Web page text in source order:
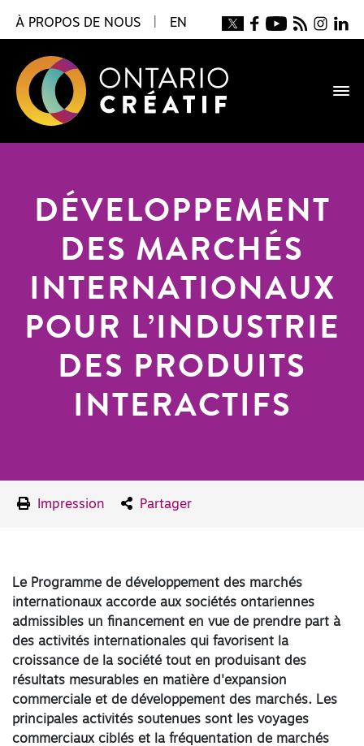
À PROPOS DE NOUS EN
DÉVELOPPEMENT
DES MARCHÉS
INTERNATIONAUX
POUR L’INDUSTRIE
DES PRODUITS
INTERACTIFS
Impression Partager
Le Programme de développement des marchés
internationaux accorde aux sociétés ontariennes
admissibles un financement en vue de prendre part à
des activités internationales qui favorisent la
croissance de la société tout en produisant des
résultats mesurables en matière d'expansion
commerciale et de développement des marchés. Les
principales activités soutenues sont les voyages
commerciaux ciblés et la fréquentation de marchés